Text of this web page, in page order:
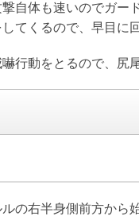
自体も速いのでガー
てくるので、早目に
行動をとるので、尻
の右半身側前方から